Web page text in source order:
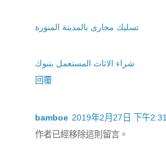
تسليك مجارى بالمدينة المنورة
شراء الاثاث المستعمل بتبوك
回覆
bamboe 2019年2月27日 下午2:31
作者已經移除這則留言。